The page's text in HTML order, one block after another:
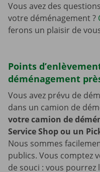
Vous avez des
votre déménagement ?
ferons un plaisir de
Points
déménagement
Vous avez prévu de
dans un camion de
votre camion de
Service Shop ou un
Nous sommes
publics. Vous comptez
de souci : vous pourrez